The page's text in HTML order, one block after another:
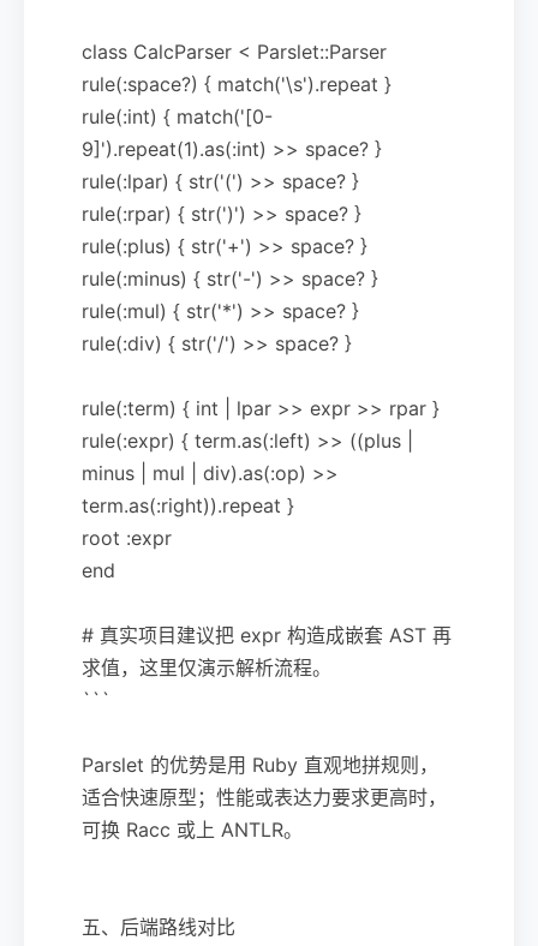
class CalcParser < Parslet::Parser
rule(:space?) { match('\s').repeat }
rule(:int) { match('[0-
9]').repeat(1).as(:int) >> space? }
rule(:lpar) { str('(') >> space? }
rule(:rpar) { str(')') >> space? }
rule(:plus) { str('+') >> space? }
rule(:minus) { str('-') >> space? }
rule(:mul) { str('*') >> space? }
rule(:div) { str('/') >> space? }
rule(:term) { int | lpar >> expr >> rpar }
rule(:expr) { term.as(:left) >> ((plus |
minus | mul | div).as(:op) >>
term.as(:right)).repeat }
root :expr
end
# 真实项目建议把 expr 构造成嵌套 AST 再
求值，这里仅演示解析流程。
```
Parslet 的优势是用 Ruby 直观地拼规则，
适合快速原型；性能或表达力要求更高时，
可换 Racc 或上 ANTLR。
五、后端路线对比